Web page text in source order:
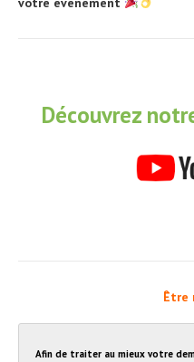
Découvrez
Être
Afin de traiter au mieux votre